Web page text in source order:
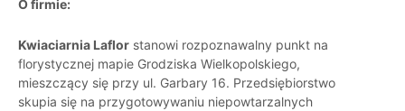
O firmie:
Kwiaciarnia Laflor stanowi rozpoznawalny punkt na
florystycznej mapie Grodziska Wielkopolskiego,
mieszczący się przy ul. Garbary 16. Przedsiębiorstwo
skupia się na przygotowywaniu niepowtarzalnych